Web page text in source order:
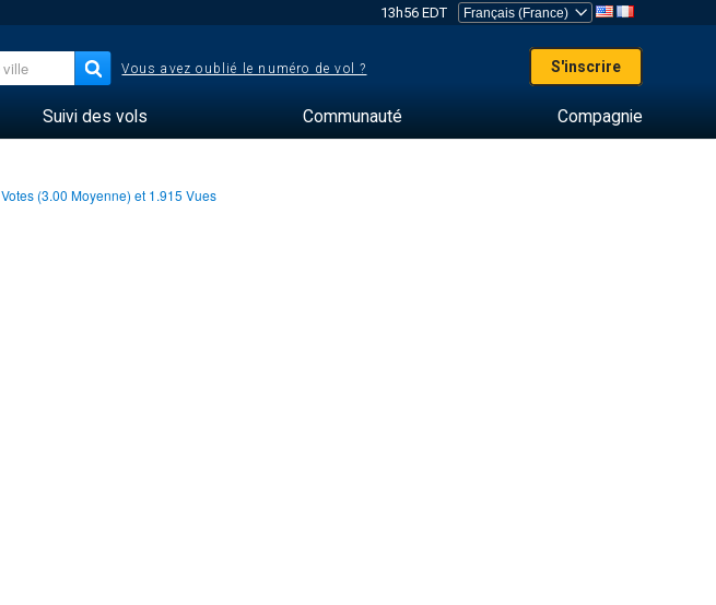
13h56 EDT
Vous avez oublié le numéro de vol ? S'inscrire
Suivi des vols Communauté Compagnie
Votes (3.00 Moyenne) et 1.915 Vues